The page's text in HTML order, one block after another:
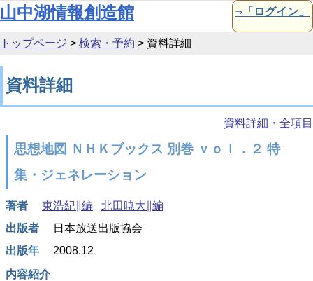
本文へ移動
山中湖情報創造館 ⇒「ログイン」
トップページ > 検索・予約 > 資料詳細
資料詳細
資料詳細・全項目
思想地図 ＮＨＫブックス 別巻 ｖｏｌ．２ 特
集・ジェネレーション
著者 東浩紀∥編
北田暁大∥編
出版者
日本放送出版協会
出版年
2008.12
内容紹介